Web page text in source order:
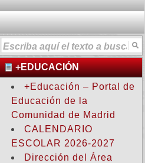
+EDUCACIÓN
+Educación – Portal de
Educación de la
Comunidad de Madrid
CALENDARIO
ESCOLAR 2026-2027
Dirección del Área